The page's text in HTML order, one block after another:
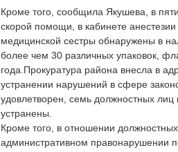
Кроме того, сообщила Якушева, в
скорой помощи, в кабинете анестезии
медицинской сестры обнаружены в
более чем 30 различных упаковок,
года.Прокуратура района внесла в
устранении нарушений в сфере
удовлетворен, семь должностных
устранены.
Кроме того, в отношении
административном правонарушении